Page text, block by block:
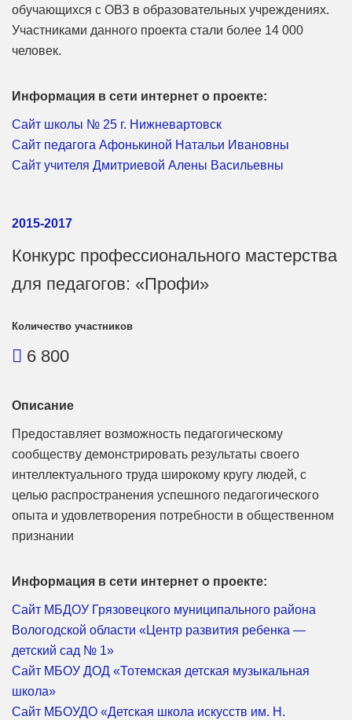
обучающихся с ОВЗ в образовательных учреждениях.
Участниками данного проекта стали более 14 000
человек.
Информация в сети интернет о проекте:
Сайт школы № 25 г. Нижневартовск
Сайт педагога Афонькиной Натальи Ивановны
Сайт учителя Дмитриевой Алены Васильевны
2015-2017
Конкурс профессионального мастерства
для педагогов: «Профи»
Количество участников
6 800
Описание
Предоставляет возможность педагогическому
сообществу демонстрировать результаты своего
интеллектуального труда широкому кругу людей, с
целью распространения успешного педагогического
опыта и удовлетворения потребности в общественном
признании
Информация в сети интернет о проекте:
Сайт МБДОУ Грязовецкого муниципального района
Вологодской области «Центр развития ребенка —
детский сад № 1»
Сайт МБОУ ДОД «Тотемская детская музыкальная
школа»
Сайт МБОУДО «Детская школа искусств им. Н.